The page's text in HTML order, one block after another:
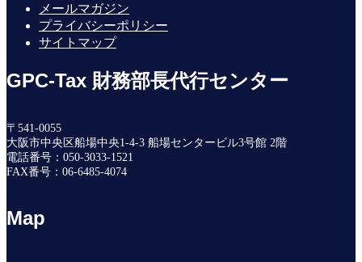
メールマガジン
プライバシーポリシー
サイトマップ
GPC-Tax 財務部長代行センター
〒541-0055
大阪市中央区船場中央1-4-3 船場センタービル3号館 2階
電話番号：050-3033-1521
FAX番号：06-6485-4074
Map